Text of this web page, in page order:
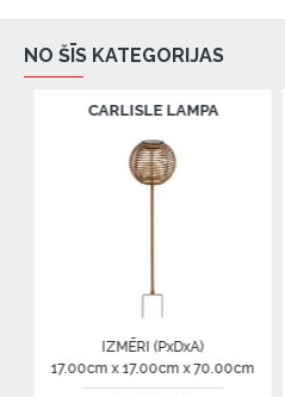
NO ŠĪS KATEGORIJAS
LAMPA
IZMĒRI (PxDxA)
x 17.00cm x 70.00cm
180.00cm